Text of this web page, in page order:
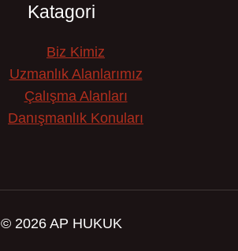
Katagori
Biz Kimiz
Uzmanlık Alanlarımız
Çalışma Alanları
Danışmanlık Konuları
© 2026 AP HUKUK